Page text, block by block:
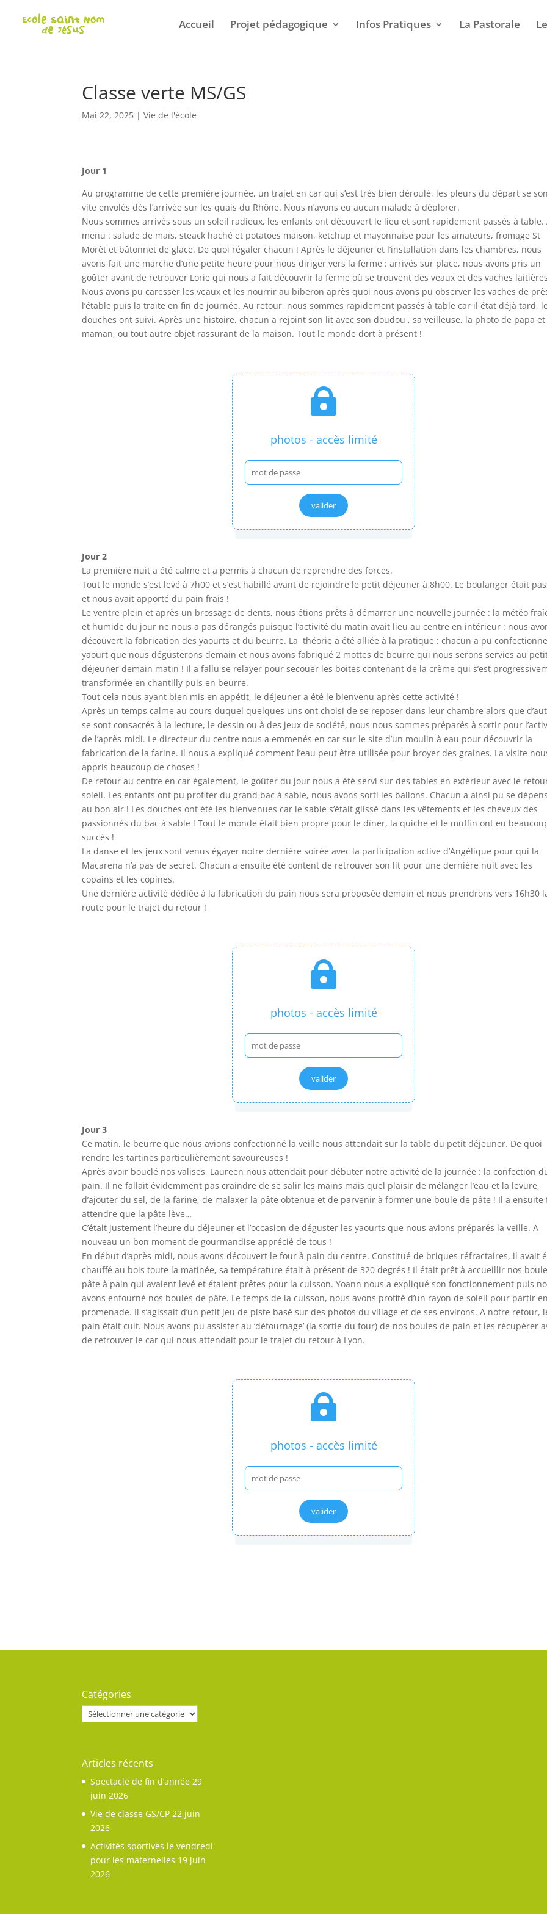
Accueil Projet pédagogique Infos Pratiques La Pastorale
Classe verte MS/GS
Mai 22, 2025 |Vie de l'école
Jour 1
Au programme de cette première journée, un trajet en car qui s’est très bien déroulé, les pleurs du départ se
vite envolés dès l’arrivée sur les quais du Rhône. Nous n’avons eu aucun malade à déplorer.
Nous sommes arrivés sous un soleil radieux, les enfants ont découvert le lieu et sont rapidement passés à table.
menu : salade de maïs, steack haché et potatoes maison, ketchup et mayonnaise pour les amateurs, fromage St
Morêt et bâtonnet de glace. De quoi régaler chacun ! Après le déjeuner et l’installation dans les chambres, nous
avons fait une marche d’une petite heure pour nous diriger vers la ferme : arrivés sur place, nous avons pris un
goûter avant de retrouver Lorie qui nous a fait découvrir la ferme où se trouvent des veaux et des vaches
Nous avons pu caresser les veaux et les nourrir au biberon après quoi nous avons pu observer les vaches de
l’étable puis la traite en fin de journée. Au retour, nous sommes rapidement passés à table car il état déjà tard,
douches ont suivi. Après une histoire, chacun a rejoint son lit avec son doudou , sa veilleuse, la photo de papa et
maman, ou tout autre objet rassurant de la maison. Tout le monde dort à présent !

photos - accès limité
valider
Jour 2
La première nuit a été calme et a permis à chacun de reprendre des forces.
Tout le monde s’est levé à 7h00 et s’est habillé avant de rejoindre le petit déjeuner à 8h00. Le boulanger était
et nous avait apporté du pain frais !
Le ventre plein et après un brossage de dents, nous étions prêts à démarrer une nouvelle journée : la météo
et humide du jour ne nous a pas dérangés puisque l’activité du matin avait lieu au centre en intérieur : nous
découvert la fabrication des yaourts et du beurre. La théorie a été alliée à la pratique : chacun a pu
yaourt que nous dégusterons demain et nous avons fabriqué 2 mottes de beurre qui nous serons servies au
déjeuner demain matin ! Il a fallu se relayer pour secouer les boites contenant de la crème qui s’est
transformée en chantilly puis en beurre.
Tout cela nous ayant bien mis en appétit, le déjeuner a été le bienvenu après cette activité !
Après un temps calme au cours duquel quelques uns ont choisi de se reposer dans leur chambre alors que
se sont consacrés à la lecture, le dessin ou à des jeux de société, nous nous sommes préparés à sortir pour
de l’après-midi. Le directeur du centre nous a emmenés en car sur le site d’un moulin à eau pour découvrir la
fabrication de la farine. Il nous a expliqué comment l’eau peut être utilisée pour broyer des graines. La visite
appris beaucoup de choses !
De retour au centre en car également, le goûter du jour nous a été servi sur des tables en extérieur avec le
soleil. Les enfants ont pu profiter du grand bac à sable, nous avons sorti les ballons. Chacun a ainsi pu se
au bon air ! Les douches ont été les bienvenues car le sable s’était glissé dans les vêtements et les cheveux des
passionnés du bac à sable ! Tout le monde était bien propre pour le dîner, la quiche et le muffin ont eu
succès !
La danse et les jeux sont venus égayer notre dernière soirée avec la participation active d’Angélique pour qui la
Macarena n’a pas de secret. Chacun a ensuite été content de retrouver son lit pour une dernière nuit avec les
copains et les copines.
Une dernière activité dédiée à la fabrication du pain nous sera proposée demain et nous prendrons vers 16h30
route pour le trajet du retour !

photos - accès limité
valider
Jour 3
Ce matin, le beurre que nous avions confectionné la veille nous attendait sur la table du petit déjeuner. De quoi
rendre les tartines particulièrement savoureuses !
Après avoir bouclé nos valises, Laureen nous attendait pour débuter notre activité de la journée : la confection
pain. Il ne fallait évidemment pas craindre de se salir les mains mais quel plaisir de mélanger l’eau et la levure,
d’ajouter du sel, de la farine, de malaxer la pâte obtenue et de parvenir à former une boule de pâte ! Il a ensuite
attendre que la pâte lève…
C’était justement l’heure du déjeuner et l’occasion de déguster les yaourts que nous avions préparés la veille. A
nouveau un bon moment de gourmandise apprécié de tous !
En début d’après-midi, nous avons découvert le four à pain du centre. Constitué de briques réfractaires, il avait
chauffé au bois toute la matinée, sa température était à présent de 320 degrés ! Il était prêt à accueillir nos
pâte à pain qui avaient levé et étaient prêtes pour la cuisson. Yoann nous a expliqué son fonctionnement puis
avons enfourné nos boules de pâte. Le temps de la cuisson, nous avons profité d’un rayon de soleil pour partir en
promenade. Il s’agissait d’un petit jeu de piste basé sur des photos du village et de ses environs. A notre retour,
pain était cuit. Nous avons pu assister au ‘défournage’ (la sortie du four) de nos boules de pain et les récupérer
de retrouver le car qui nous attendait pour le trajet du retour à Lyon.

photos - accès limité
valider
Catégories
Catégories
Articles récents
Spectacle de fin d’année 29
juin 2026
Vie de classe GS/CP 22 juin
2026
Activités sportives le vendredi
pour les maternelles 19 juin
2026